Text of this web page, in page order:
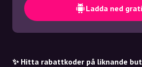
Ladda ned
✨ Hitta rabattkoder på liknande